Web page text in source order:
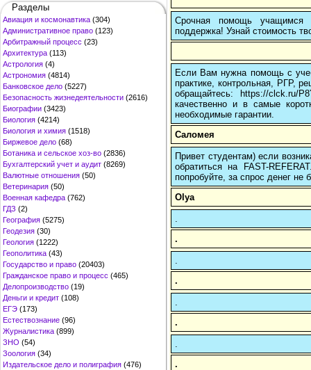
Разделы
Авиация и космонавтика (304)
Административное право (123)
Арбитражный процесс (23)
Архитектура (113)
Астрология (4)
Астрономия (4814)
Банковское дело (5227)
Безопасность жизнедеятельности (2616)
Биографии (3423)
Биология (4214)
Биология и химия (1518)
Биржевое дело (68)
Ботаника и сельское хоз-во (2836)
Бухгалтерский учет и аудит (8269)
Валютные отношения (50)
Ветеринария (50)
Военная кафедра (762)
ГДЗ (2)
География (5275)
Геодезия (30)
Геология (1222)
Геополитика (43)
Государство и право (20403)
Гражданское право и процесс (465)
Делопроизводство (19)
Деньги и кредит (108)
ЕГЭ (173)
Естествознание (96)
Журналистика (899)
ЗНО (54)
Зоология (34)
Издательское дело и полиграфия (476)
Срочная помощь учащимся в
поддержка! Узнай стоимость
Если Вам нужна помощь с
практике, контрольная, РГР,
обращайтесь: https://clck.ru/
качественно и в самые
необходимые гарантии.
Саломея
Привет студентам) если
обратиться на FAST-
попробуйте, за спрос денег не
Olya
.
.
.
.